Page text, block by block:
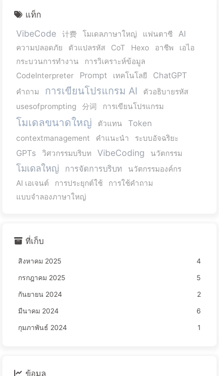
แท็ก
VibeCode 计费 โมเดลภาษาใหญ่ แฟนตาซี AI
ความปลอดภัย ตัวแปลรหัส CoT Hexo อาชีพ
เอไอ
กระบวนการทำงาน
การวิเคราะห์ข้อมูล
CodeInterpreter
Prompt เทคโนโลยี ChatGPT
คำถาม การเขียนโปรแกรม AI
ตัวอธิบายรหัส
usesofprompting
分词 การเขียนโปรแกรม
โมเดลขนาดใหญ่ ตัวแทน Token
contextmanagement คำแนะนำ ระบบอัจฉริยะ
GPTs วิศวกรรมบริบท VibeCoding นวัตกรรม
โมเดลใหญ่ การจัดการบริบท
นวัตกรรมองค์กร
AI เอเจนต์
การประยุกต์ใช้
การใช้คำถาม
แบบจำลองภาษาใหญ่
ที่เก็บ
สิงหาคม 2025
4
กรกฎาคม 2025
5
กันยายน 2024
2
มีนาคม 2024
6
กุมภาพันธ์ 2024
1
ข้อมูล